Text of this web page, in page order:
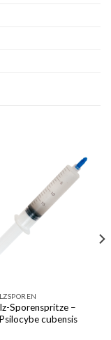
Sporenspritze –
cubensis